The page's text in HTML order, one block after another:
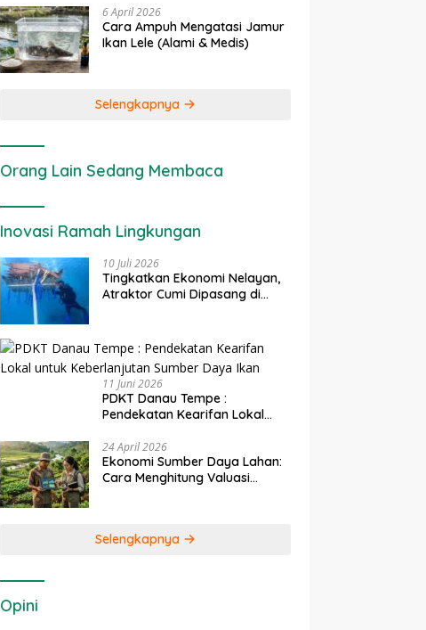
6 April 2026
Cara Ampuh Mengatasi Jamur
Ikan Lele (Alami & Medis)
Selengkapnya
Orang Lain Sedang Membaca
Inovasi Ramah Lingkungan
10 Juli 2026
Tingkatkan Ekonomi Nelayan,
Atraktor Cumi Dipasang di
11 Juni 2026
PDKT Danau Tempe :
Pendekatan Kearifan Lokal
Daya Ikan
24 April 2026
Ekonomi Sumber Daya Lahan:
Cara Menghitung Valuasi
Selengkapnya
Opini